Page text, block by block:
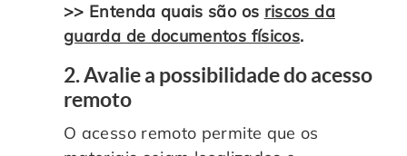
>> Entenda quais são os riscos da
guarda de documentos físicos.
2. Avalie a possibilidade do acesso
remoto
O acesso remoto permite que os